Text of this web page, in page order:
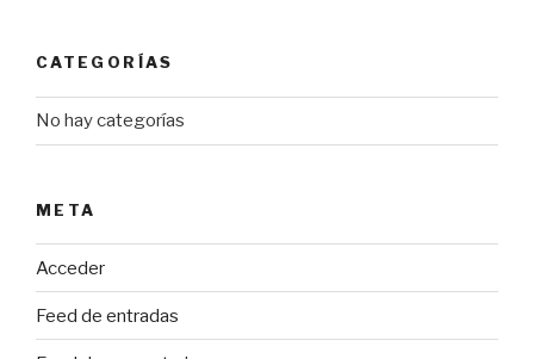
CATEGORÍAS
No hay categorías
META
Acceder
Feed de entradas